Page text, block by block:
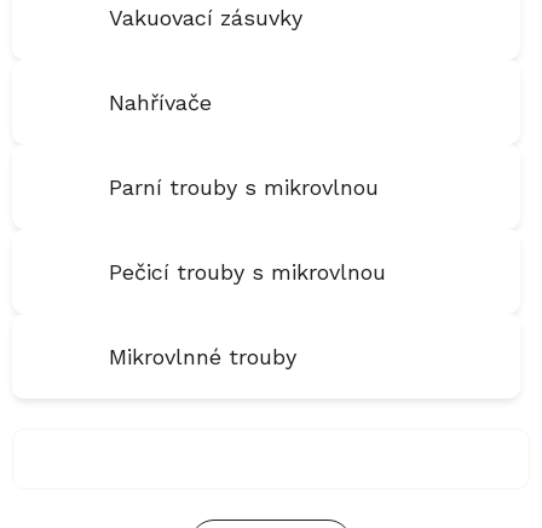
Vakuovací zásuvky
Nahřívače
Parní trouby s mikrovlnou
Pečicí trouby s mikrovlnou
Mikrovlnné trouby